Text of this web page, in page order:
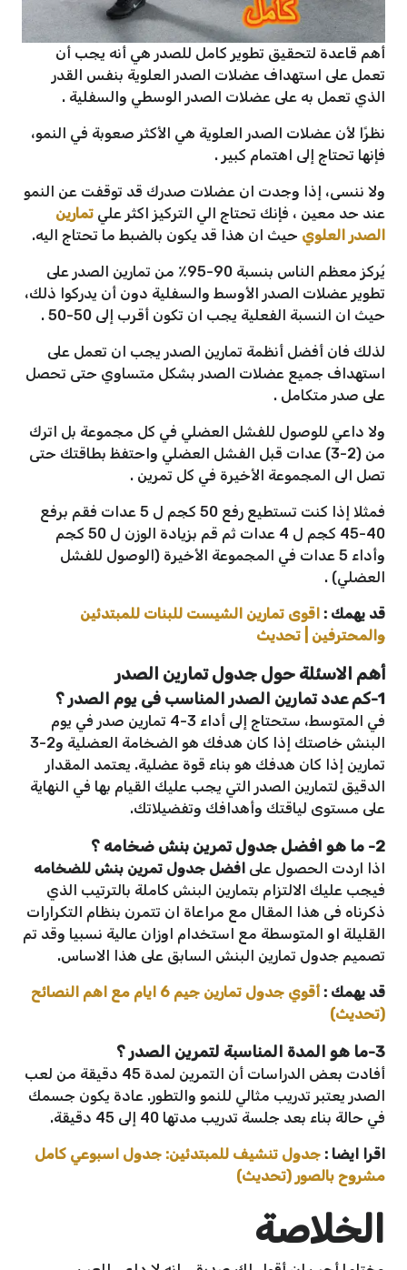
أهم قاعدة لتحقيق تطوير كامل للصدر هي أنه يجب أن
تعمل على استهداف عضلات الصدر العلوية بنفس القدر
الذي تعمل به على عضلات الصدر الوسطي والسفلية .
نظرًا لأن عضلات الصدر العلوية هي الأكثر صعوبة في النمو،
فإنها تحتاج إلى اهتمام كبير .
ولا ننسى، إذا وجدت ان عضلات صدرك قد توقفت عن النمو
عند حد معين ، فإنك تحتاج الي التركيز اكثر علي تمارين
الصدر العلوي حيث ان هذا قد يكون بالضبط ما تحتاج اليه.
يُركز معظم الناس بنسبة 90-95٪ من تمارين الصدر على
تطوير عضلات الصدر الأوسط والسفلية دون أن يدركوا ذلك،
حيث ان النسبة الفعلية يجب ان تكون أقرب إلى 50-50 .
لذلك فان أفضل أنظمة تمارين الصدر يجب ان تعمل على
استهداف جميع عضلات الصدر بشكل متساوي حتى تحصل
على صدر متكامل .
ولا داعي للوصول للفشل العضلي في كل مجموعة بل اترك
من (2-3) عدات قبل الفشل العضلي واحتفظ بطاقتك حتى
تصل الى المجموعة الأخيرة في كل تمرين .
فمثلا إذا كنت تستطيع رفع 50 كجم ل 5 عدات فقم برفع
40-45 كجم ل 4 عدات ثم قم بزيادة الوزن ل 50 كجم
وأداء 5 عدات في المجموعة الأخيرة (الوصول للفشل
العضلي) .
قد يهمك : اقوى تمارين الشيست للبنات للمبتدئين
والمحترفين | تحديث
أهم الاسئلة حول جدول تمارين الصدر
1-كم عدد تمارين الصدر المناسب فى يوم الصدر ؟
في المتوسط، ستحتاج إلى أداء 3-4 تمارين صدر في يوم
البنش خاصتك إذا كان هدفك هو الضخامة العضلية و2-3
تمارين إذا كان هدفك هو بناء قوة عضلية. يعتمد المقدار
الدقيق لتمارين الصدر التي يجب عليك القيام بها في النهاية
على مستوى لياقتك وأهدافك وتفضيلاتك.
2- ما هو افضل جدول تمرين بنش ضخامه ؟
اذا اردت الحصول على افضل جدول تمرين بنش للضخامه
فيجب عليك الالتزام بتمارين البنش كاملة بالترتيب الذي
ذكرناه فى هذا المقال مع مراعاة ان تتمرن بنظام التكرارات
القليلة او المتوسطة مع استخدام اوزان عالية نسبيا وقد تم
تصميم جدول تمارين البنش السابق على هذا الاساس.
قد يهمك :
أقوي جدول تمارين جيم 6 ايام مع اهم النصائح
(تحديث)
3-ما هو المدة المناسبة لتمرين الصدر ؟
أفادت بعض الدراسات أن التمرين لمدة 45 دقيقة من لعب
الصدر يعتبر تدريب مثالي للنمو والتطور. عادة يكون جسمك
في حالة بناء بعد جلسة تدريب مدتها 40 إلى 45 دقيقة.
اقرا ايضا : جدول تنشيف للمبتدئين: جدول اسبوعي كامل
مشروح بالصور (تحديث)
الخلاصة